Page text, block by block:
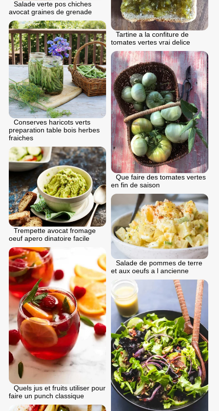
Salade verte pos chiches
avocat graines de grenade
Tartine a la confiture de
tomates vertes vrai delice
Conserves haricots verts
preparation table bois herbes
fraiches
Que faire des tomates vertes
en fin de saison
Trempette avocat fromage
oeuf apero dinatoire facile
Salade de pommes de terre
et aux oeufs a l ancienne
Quels jus et fruits utiliser pour
faire un punch classique